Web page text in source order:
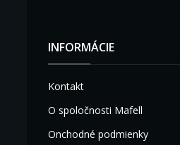
INFORMÁCIE
Kontakt
O spoločnosti Mafell
Onchodné podmienky